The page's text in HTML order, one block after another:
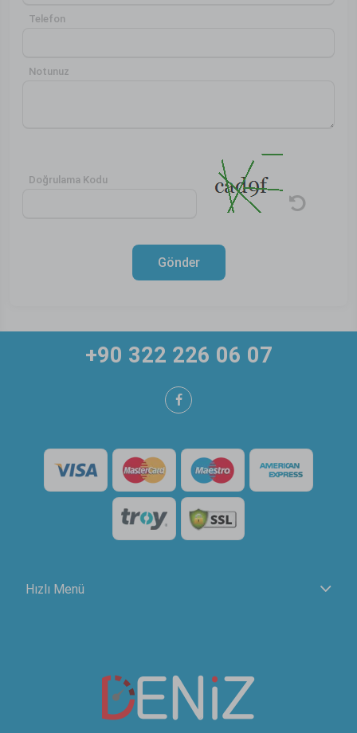
Telefon
Notunuz
Doğrulama Kodu
Gönder
+90 322 226 06 07
Hızlı Menü